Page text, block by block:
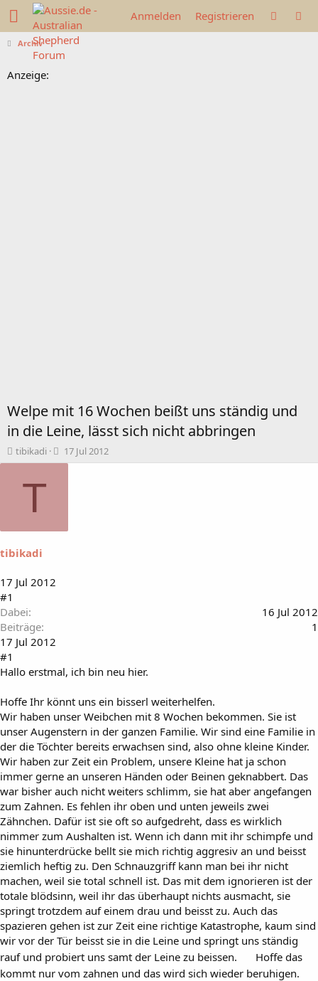
Anmelden Registrieren
Archiv
Anzeige:
Welpe mit 16 Wochen beißt uns ständig und
in die Leine, lässt sich nicht abbringen
T
h
m
a
t
e
tibikadi
B
e
17 Jul 2012
T
tibikadi
17 Jul 2012
#1
Dabei
16 Jul 2012
Beiträge
1
17 Jul 2012
#1
Hallo erstmal, ich bin neu hier.
Hoffe Ihr könnt uns ein bisserl weiterhelfen.
Wir haben unser Weibchen mit 8 Wochen bekommen. Sie ist
unser Augenstern in der ganzen Familie. Wir sind eine Familie in
der die Töchter bereits erwachsen sind, also ohne kleine Kinder.
Wir haben zur Zeit ein Problem, unsere Kleine hat ja schon
immer gerne an unseren Händen oder Beinen geknabbert. Das
war bisher auch nicht weiters schlimm, sie hat aber angefangen
zum Zahnen. Es fehlen ihr oben und unten jeweils zwei
Zähnchen. Dafür ist sie oft so aufgedreht, dass es wirklich
nimmer zum Aushalten ist. Wenn ich dann mit ihr schimpfe und
sie hinunterdrücke bellt sie mich richtig aggresiv an und beisst
ziemlich heftig zu. Den Schnauzgriff kann man bei ihr nicht
machen, weil sie total schnell ist. Das mit dem ignorieren ist der
totale blödsinn, weil ihr das überhaupt nichts ausmacht, sie
springt trotzdem auf einem drau und beisst zu. Auch das
spazieren gehen ist zur Zeit eine richtige Katastrophe, kaum sind
wir vor der Tür beisst sie in die Leine und springt uns ständig
rauf und probiert uns samt der Leine zu beissen.
Hoffe das
kommt nur vom zahnen und das wird sich wieder beruhigen.